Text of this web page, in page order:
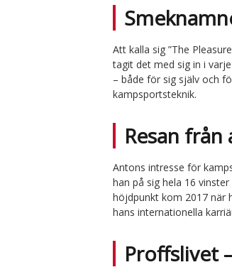
Att kalla sig ”The
tagit det med sig in i
– både för sig själv och
kampsportsteknik.
Resan
Antons intresse för
han på sig hela 16
höjdpunkt kom 2017 när
hans internationella
Proffslivet